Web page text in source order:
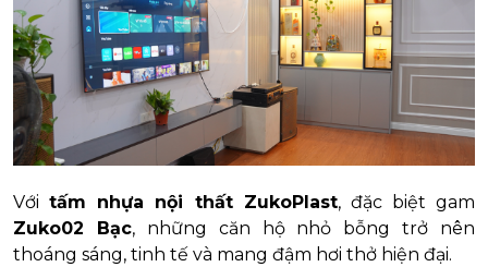
Vớitấm nhựa nội thất ZukoPlast, đặc biệt gam
Zuko02 Bạc, những căn hộ nhỏ bỗng trở nên
thoáng sáng, tinh tế và mang đậm hơi thở hiện đại.